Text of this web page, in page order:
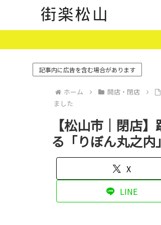
記事内に広告を含む場合があります
ホーム 開店・閉店
ました
【松山市｜閉店
る「りぼん丸之
X
LINE